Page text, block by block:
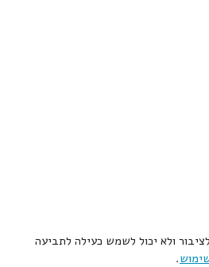
ולא יכול לשמש כעילה לתביעה
.